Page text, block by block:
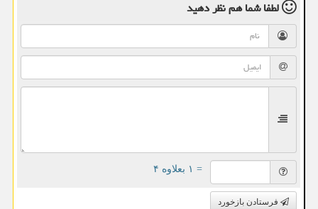
لطفا شما همنظر دهید
= ۱ بعلاوه ۴
فرستادن بازخورد